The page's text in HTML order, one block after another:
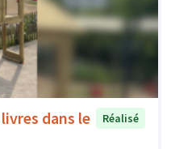
dans le
Réalisé